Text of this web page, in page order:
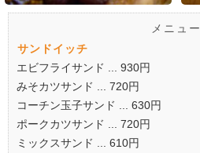
メニュー
サンドイッチ
エビフライサンド ... 930円
みそカツサンド ... 720円
コーチン玉子サンド ... 630円
ポークカツサンド ... 720円
ミックスサンド ... 610円